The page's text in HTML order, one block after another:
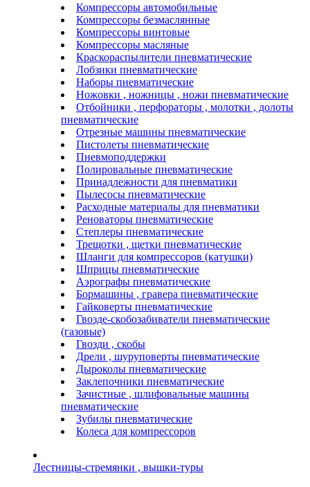
Компрессоры автомобильные
Компрессоры безмаслянные
Компрессоры винтовые
Компрессоры масляные
Краскораспылители пневматические
Лобзики пневматические
Наборы пневматические
Ножовки , ножницы , ножи пневматические
Отбойники , перфораторы , молотки , долоты
пневматические
Отрезные машины пневматические
Пистолеты пневматические
Пневмоподдержки
Полировальные пневматические
Принадлежности для пневматики
Пылесосы пневматические
Расходные материалы для пневматики
Реноваторы пневматические
Степлеры пневматические
Трещотки , щетки пневматические
Шланги для компрессоров (катушки)
Шприцы пневматические
Аэрографы пневматические
Бормашины , гравера пневматические
Гайковерты пневматические
Гвозде-скобозабиватели пневматические
(газовые)
Гвозди , скобы
Дрели , шуруповерты пневматические
Дыроколы пневматические
Заклепочники пневматические
Зачистные , шлифовальные машины
пневматические
Зубилы пневматические
Колеса для компрессоров
Лестницы-стремянки , вышки-туры